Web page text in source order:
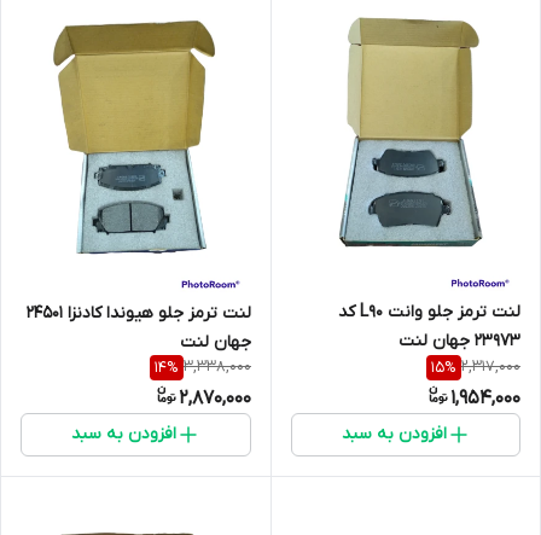
لنت ترمز جلو وانت L90 کد
23973 جهان لنت
2,317,000
15%
1,954,000
افزودن به سبد
لنت ترمز جلو ھیوندا کادنزا 24501
جهان لنت
3,338,000
14%
2,870,000
افزودن به سبد